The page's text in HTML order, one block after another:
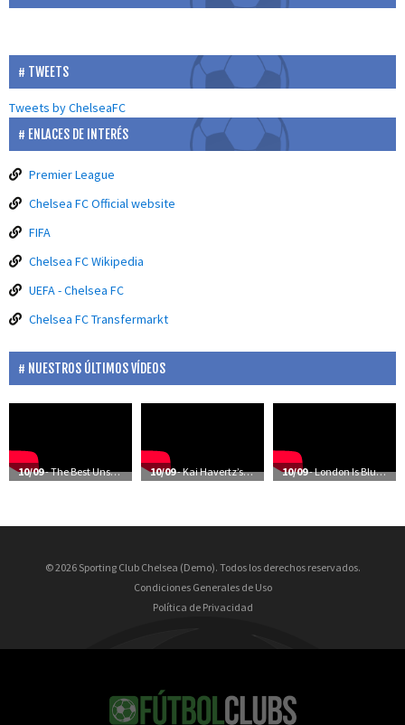
TWEETS
Tweets by ChelseaFC
ENLACES DE INTERÉS
Premier League
Chelsea FC Official website
FIFA
Chelsea FC Wikipedia
UEFA - Chelsea FC
Chelsea FC Transfermarkt
NUESTROS ÚLTIMOS VÍDEOS
10/09- The Best Unseen Moments Of Chelsea’s Season 10/09- Kai Havertz’s First Training Session At Cobham 10/09- London Is Blue | The Future’s Bright | Frank Lampard: Coming Home
© 2026 Sporting Club Chelsea (Demo). Todos los derechos reservados.
Condiciones Generales de Uso
Política de Privacidad